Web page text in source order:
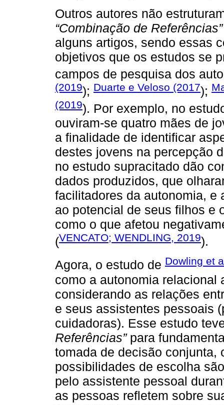
Outros autores não
“Combinação de Referências”
alguns artigos, sendo essas
objetivos que os estudos se
campos de pesquisa dos
(2019); Duarte e Veloso (2017);
(2019). Por exemplo, no
ouviram-se quatro mães de
a finalidade de identificar
destes jovens na percepção
no estudo supracitado dão
dados produzidos, que
facilitadores da autonomia, e
ao potencial de seus filhos e
como o que afetou
(VENCATO; WENDLING, 2019).
Agora, o estudo de Dowling et
como a autonomia relacional
considerando as relações
e seus assistentes pessoais
cuidadoras). Esse estudo
Referências”para
tomada de decisão conjunta,
possibilidades de escolha
pelo assistente pessoal
as pessoas refletem sobre